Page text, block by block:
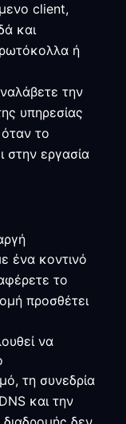
client,
και
ή
την
υπηρεσίας
το
στην εργασία
ένα κοντινό
το
προσθέτει
να
τη συνεδρία
και την